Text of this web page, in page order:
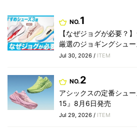
NO.1
【なぜジョグが必要？
厳選のジョギングシュ
Jul 30, 2026 / ITEM
NO.2
アシックスの定番シュ
15』8月6日発売
Jul 29, 2026 / ITEM